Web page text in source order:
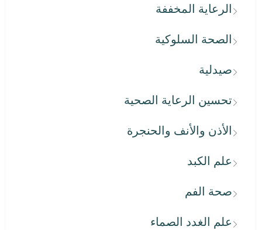
الرعاية المخففة
الصحة السلوكية
صيدلية
تحسين الرعاية الصحية
الأذن والأنف والحنجرة
علم الكبد
صحة الفم
علم الغدد الصماء